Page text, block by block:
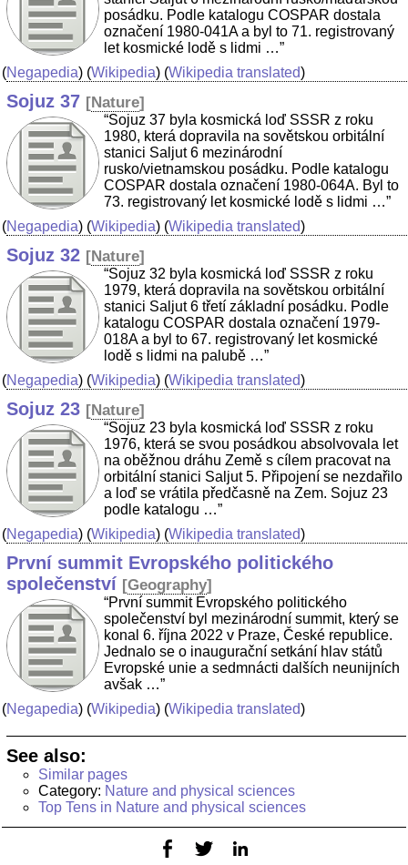
posádku. Podle katalogu COSPAR dostala
označení 1980-041A a byl to 71. registrovaný
let kosmické lodě s lidmi …”
(Negapedia) (Wikipedia) (Wikipedia translated)
Sojuz 37 [Nature]
“Sojuz 37 byla kosmická loď SSSR z roku
1980, která dopravila na sovětskou orbitální
stanici Saljut 6 mezinárodní
rusko/vietnamskou posádku. Podle katalogu
COSPAR dostala označení 1980-064A. Byl to
73. registrovaný let kosmické lodě s lidmi …”
(Negapedia) (Wikipedia) (Wikipedia translated)
Sojuz 32 [Nature]
“Sojuz 32 byla kosmická loď SSSR z roku
1979, která dopravila na sovětskou orbitální
stanici Saljut 6 třetí základní posádku. Podle
katalogu COSPAR dostala označení 1979-
018A a byl to 67. registrovaný let kosmické
lodě s lidmi na palubě …”
(Negapedia) (Wikipedia) (Wikipedia translated)
Sojuz 23 [Nature]
“Sojuz 23 byla kosmická loď SSSR z roku
1976, která se svou posádkou absolvovala let
na oběžnou dráhu Země s cílem pracovat na
orbitální stanici Saljut 5. Připojení se nezdařilo
a loď se vrátila předčasně na Zem. Sojuz 23
podle katalogu …”
(Negapedia) (Wikipedia) (Wikipedia translated)
První summit Evropského politického
společenství [Geography]
“První summit Evropského politického
společenství byl mezinárodní summit, který se
konal 6. října 2022 v Praze, České republice.
Jednalo se o inaugurační setkání hlav států
Evropské unie a sedmnácti dalších neunijních
avšak …”
(Negapedia) (Wikipedia) (Wikipedia translated)
See also:
Similar pages
Category: Nature and physical sciences
Top Tens in Nature and physical sciences